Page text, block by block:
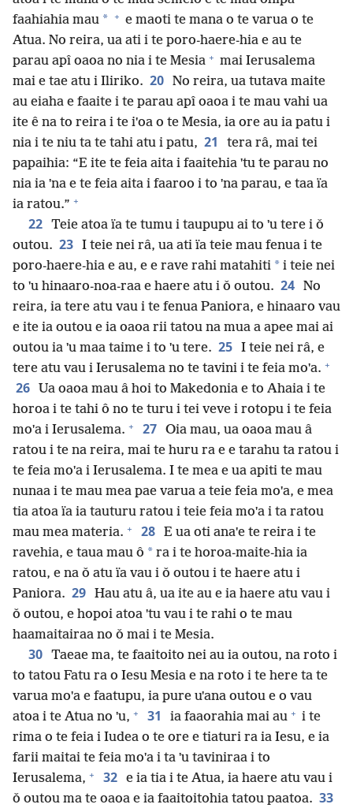
faahiahia mau * + e maoti te mana o te varua o te
Atua. No reira, ua ati i te poro-haere-hia e au te
parau apî oaoa no nia i te Mesia + mai Ierusalema
mai e tae atu i Iliriko. 20 No reira, ua tutava maite
au eiaha e faaite i te parau apî oaoa i te mau vahi ua
ite ê na to reira i te iˈoa o te Mesia, ia ore au ia patu i
nia i te niu ta te tahi atu i patu, 21
tera râ, mai tei
papaihia: “E ite te feia aita i faaitehia ˈtu te parau no
nia ia ˈna e te feia aita i faaroo i to ˈna parau, e taa ïa
ia ratou.” +
22 Teie atoa ïa te tumu i taupupu ai to ˈu tere i ǒ
outou. 23 I teie nei râ, ua ati ïa teie mau fenua i te
poro-haere-hia e au, e e rave rahi matahiti * i teie nei
to ˈu hinaaro-noa-raa e haere atu i ǒ outou. 24 No
reira, ia tere atu vau i te fenua Paniora, e hinaaro vau
e ite ia outou e ia oaoa rii tatou na mua a apee mai ai
outou ia ˈu maa taime i to ˈu tere. 25 I teie nei râ, e
tere atu vau i Ierusalema no te tavini i te feia moˈa. +
26
Ua oaoa mau â hoi to Makedonia e to Ahaia i te
horoa i te tahi ô no te turu i tei veve i rotopu i te feia
moˈa i Ierusalema. + 27 Oia mau, ua oaoa mau â
ratou i te na reira, mai te huru ra e e tarahu ta ratou i
te feia moˈa i Ierusalema. I te mea e ua apiti te mau
nunaa i te mau mea pae varua a teie feia moˈa, e mea
tia atoa ïa ia tauturu ratou i teie feia moˈa i ta ratou
mau mea materia. + 28 E ua oti anaˈe te reira i te
ravehia, e taua mau ô * ra i te horoa-maite-hia ia
ratou, e na ǒ atu ïa vau i ǒ outou i te haere atu i
Paniora. 29 Hau atu â, ua ite au e ia haere atu vau i
ǒ outou, e hopoi atoa ˈtu vau i te rahi o te mau
haamaitairaa no ǒ mai i te Mesia.
30 Taeae ma, te faaitoito nei au ia outou, na roto i
to tatou Fatu ra o Iesu Mesia e na roto i te here ta te
varua moˈa e faatupu, ia pure uˈana outou e o vau
atoa i te Atua no ˈu, + 31 ia faaorahia mai au + i te
rima o te feia i Iudea o te ore e tiaturi ra ia Iesu, e ia
farii maitai te feia moˈa i ta ˈu taviniraa i to
Ierusalema, + 32 e ia tia i te Atua, ia haere atu vau i
ǒ outou ma te oaoa e ia faaitoitohia tatou paatoa. 33